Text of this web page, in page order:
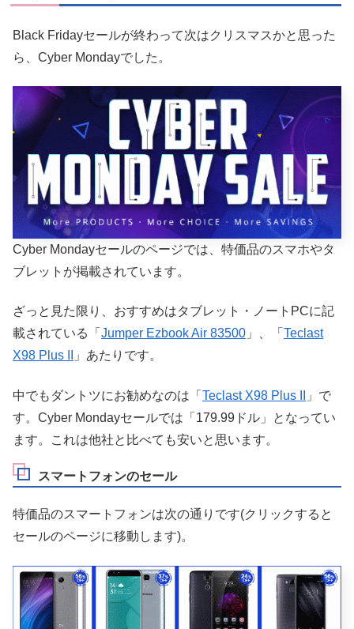
Black Fridayセールが終わって次はクリスマスかと思った
ら、Cyber Mondayでした。
Cyber Mondayセールのページでは、特価品のスマホやタ
ブレットが掲載されています。
ざっと見た限り、おすすめはタブレット・ノートPCに記
載されている「 Jumper Ezbook Air 83500 」、「 Teclast
X98 Plus II
」あたりです。
中でもダントツにお勧めなのは「 Teclast X98 Plus II
」で
す。Cyber Mondayセールでは「179.99ドル」となってい
ます。これは他社と比べても安いと思います。
スマートフォンのセール
特価品のスマートフォンは次の通りです(クリックすると
セールのページに移動します)。